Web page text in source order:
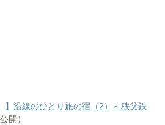
】沿線のひとり旅の宿（2）～秩父鉄
開）